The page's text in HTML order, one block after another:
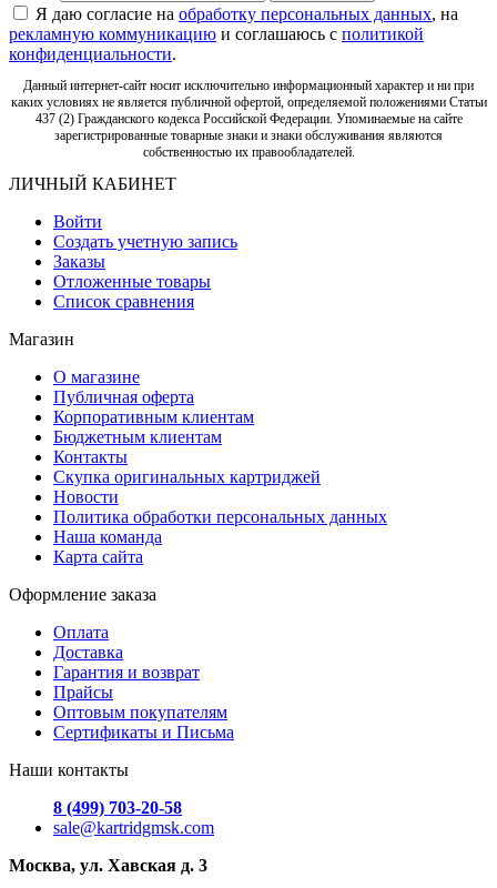
Я даю согласие на обработку персональных данных, на
рекламную коммуникацию и соглашаюсь с политикой
конфиденциальности.
Данный интернет-сайт носит исключительно информационный характер и ни при
каких условиях не является публичной офертой, определяемой положениями Статьи
437 (2) Гражданского кодекса Российской Федерации. Упоминаемые на сайте
зарегистрированные товарные знаки и знаки обслуживания являются
собственностью их правообладателей.
ЛИЧНЫЙ КАБИНЕТ
Войти
Создать учетную запись
Заказы
Отложенные товары
Список сравнения
Магазин
О магазине
Публичная оферта
Корпоративным клиентам
Бюджетным клиентам
Контакты
Скупка оригинальных картриджей
Новости
Политика обработки персональных данных
Наша команда
Карта сайта
Оформление заказа
Оплата
Доставка
Гарантия и возврат
Прайсы
Оптовым покупателям
Сертификаты и Письма
Наши контакты
8 (499) 703-20-58
sale@kartridgmsk.com
Москва, ул. Хавская д. 3